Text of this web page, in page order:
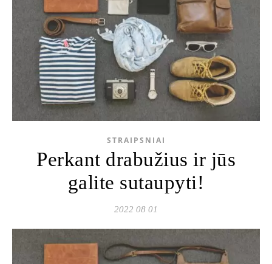
STRAIPSNIAI
Perkant drabužius ir jūs
galite sutaupyti!
2022 08 01